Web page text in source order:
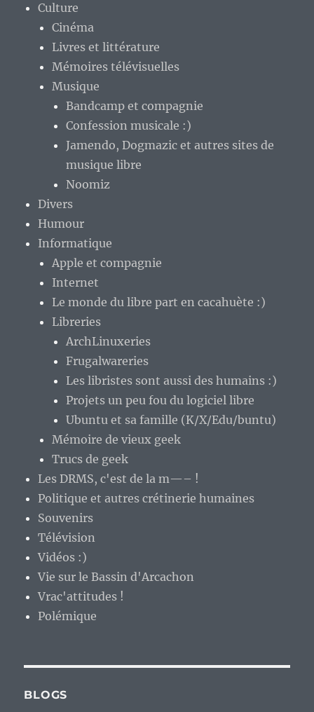
Culture
Cinéma
Livres et littérature
Mémoires télévisuelles
Musique
Bandcamp et compagnie
Confession musicale :)
Jamendo, Dogmazic et autres sites de
musique libre
Noomiz
Divers
Humour
Informatique
Apple et compagnie
Internet
Le monde du libre part en cacahuète :)
Libreries
ArchLinuxeries
Frugalwareries
Les libristes sont aussi des humains :)
Projets un peu fou du logiciel libre
Ubuntu et sa famille (K/X/Edu/buntu)
Mémoire de vieux geek
Trucs de geek
Les DRMS, c'est de la m—– !
Politique et autres crétinerie humaines
Souvenirs
Télévision
Vidéos :)
Vie sur le Bassin d'Arcachon
Vrac'attitudes !
Polémique
BLOGS